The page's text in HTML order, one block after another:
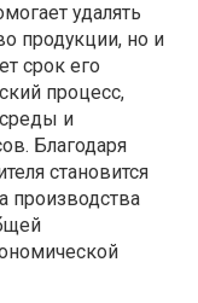
удалять
продукции, но и
срок его
процесс,
и
Благодаря
становится
производства